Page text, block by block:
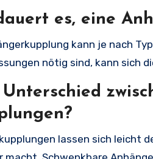
es, eine
kann je nach
nötig sind, kann sich
lassen sich leicht